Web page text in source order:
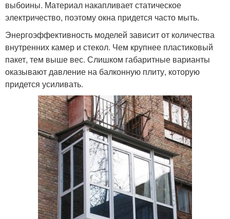
выбоины. Материал накапливает статическое
электричество, поэтому окна придется часто мыть.
Энергоэффективность моделей зависит от количества
внутренних камер и стекол. Чем крупнее пластиковый
пакет, тем выше вес. Слишком габаритные варианты
оказывают давление на балконную плиту, которую
придется усиливать.